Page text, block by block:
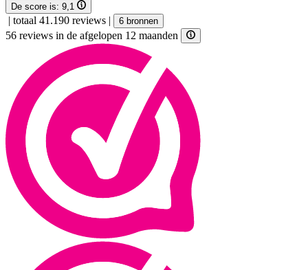
De score is: 9,1
| totaal 41.190 reviews | 6 bronnen
56 reviews in de afgelopen 12 maanden